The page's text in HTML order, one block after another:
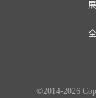
©2014-2026